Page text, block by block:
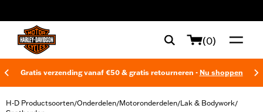
(0)
Gratis verzending vanaf €50 & gratis retourneren - Nu shoppen
H-D Productsoorten/Onderdelen/Motoronderdelen/Lak & Bodywork/